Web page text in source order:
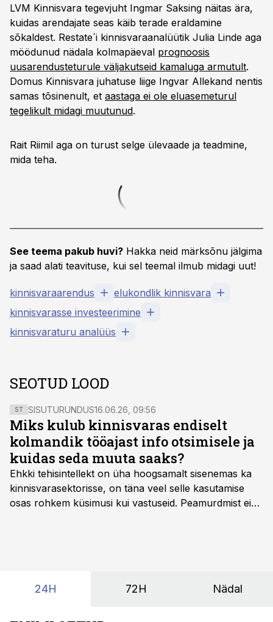
LVM Kinnisvara tegevjuht Ingmar Saksing näitas ära,
kuidas arendajate seas käib terade eraldamine
sõkaldest. Restate´i kinnisvaraanalüütik Julia Linde aga
möödunud nädala kolmapäeval prognoosis
uusarendusteturule väljakutseid kamaluga armutult.
Domus Kinnisvara juhatuse liige Ingvar Allekand nentis
samas tõsinenult, et aastaga ei ole eluasemeturul
tegelikult midagi muutunud.
Rait Riimil aga on turust selge ülevaade ja teadmine,
mida teha.
See teema pakub huvi? Hakka neid märksõnu jälgima
ja saad alati teavituse, kui sel teemal ilmub midagi uut!
kinnisvaraarendus
elukondlik kinnisvara
kinnisvarasse investeerimine
kinnisvaraturu analüüs
SEOTUD LOOD
ST SISUTURUNDUS16.06.26, 09:56
Miks kulub kinnisvaras endiselt
kolmandik tööajast info otsimisele ja
kuidas seda muuta saaks?
Ehkki tehisintellekt on üha hoogsamalt sisenemas ka
kinnisvarasektorisse, on täna veel selle kasutamise
osas rohkem küsimusi kui vastuseid. Peamurdmist ei
24H 72H Nädal